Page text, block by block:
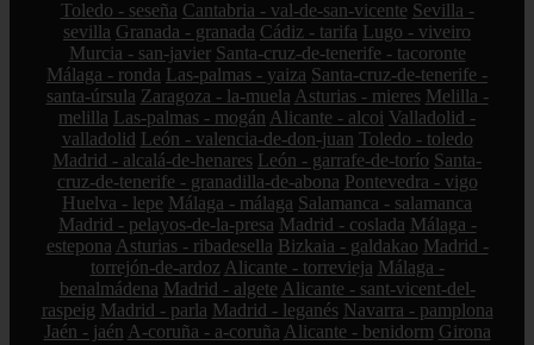
Toledo - seseña Cantabria - val-de-san-vicente Sevilla -
sevilla Granada - granada Cádiz - tarifa Lugo - viveiro
Murcia - san-javier Santa-cruz-de-tenerife - tacoronte
Málaga - ronda Las-palmas - yaiza Santa-cruz-de-tenerife -
santa-úrsula Zaragoza - la-muela Asturias - mieres Melilla -
melilla Las-palmas - mogán Alicante - alcoi Valladolid -
valladolid León - valencia-de-don-juan Toledo - toledo
Madrid - alcalá-de-henares León - garrafe-de-torío Santa-
cruz-de-tenerife - granadilla-de-abona Pontevedra - vigo
Huelva - lepe Málaga - málaga Salamanca - salamanca
Madrid - pelayos-de-la-presa Madrid - coslada Málaga -
estepona Asturias - ribadesella Bizkaia - galdakao Madrid -
torrejón-de-ardoz Alicante - torrevieja Málaga -
benalmádena Madrid - algete Alicante - sant-vicent-del-
raspeig Madrid - parla Madrid - leganés Navarra - pamplona
Jaén - jaén A-coruña - a-coruña Alicante - benidorm Girona